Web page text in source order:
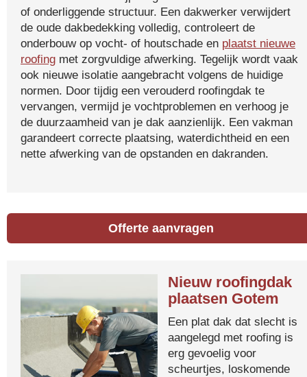
of onderliggende structuur. Een dakwerker verwijdert
de oude dakbedekking volledig, controleert de
onderbouw op vocht- of houtschade en plaatst nieuwe
roofing met zorgvuldige afwerking. Tegelijk wordt vaak
ook nieuwe isolatie aangebracht volgens de huidige
normen. Door tijdig een verouderd roofingdak te
vervangen, vermijd je vochtproblemen en verhoog je
de duurzaamheid van je dak aanzienlijk. Een vakman
garandeert correcte plaatsing, waterdichtheid en een
nette afwerking van de opstanden en dakranden.
Offerte aanvragen
Nieuw roofingdak
plaatsen Gotem
Een plat dak dat slecht is
aangelegd met roofing is
erg gevoelig voor
scheurtjes, loskomende